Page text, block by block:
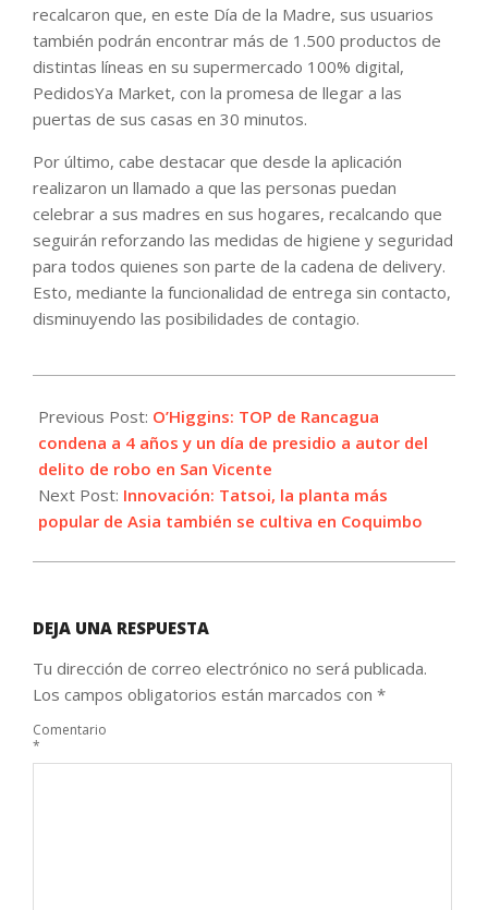
recalcaron que, en este Día de la Madre, sus usuarios
también podrán encontrar más de 1.500 productos de
distintas líneas en su supermercado 100% digital,
PedidosYa Market, con la promesa de llegar a las
puertas de sus casas en 30 minutos.
Por último, cabe destacar que desde la aplicación
realizaron un llamado a que las personas puedan
celebrar a sus madres en sus hogares, recalcando que
seguirán reforzando las medidas de higiene y seguridad
para todos quienes son parte de la cadena de delivery.
Esto, mediante la funcionalidad de entrega sin contacto,
disminuyendo las posibilidades de contagio.
05-
04
Previous Post: O’Higgins: TOP de Rancagua
condena a 4 años y un día de presidio a autor del
delito de robo en San Vicente
Next Post: Innovación: Tatsoi, la planta más
popular de Asia también se cultiva en Coquimbo
DEJA UNA RESPUESTA
Tu dirección de correo electrónico no será publicada.
Los campos obligatorios están marcados con *
Comentario
*